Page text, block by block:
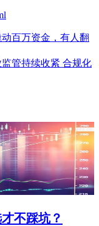
百万资金，有人翻
管持续收紧 合规化
不踩坑？